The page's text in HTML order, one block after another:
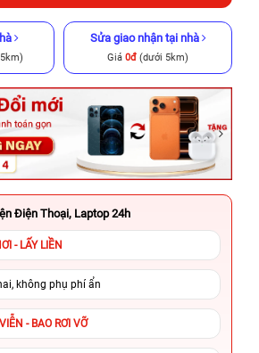
Sửa giao nhận tại nhà
Giá 0đ (dưới 5km)
Điện Thoại, Laptop 24h
- LẤY LIỀN
không phụ phí ẩn
- BAO RƠI VỠ